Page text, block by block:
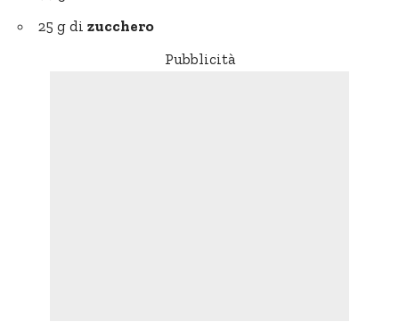
25 g di zucchero
Pubblicità